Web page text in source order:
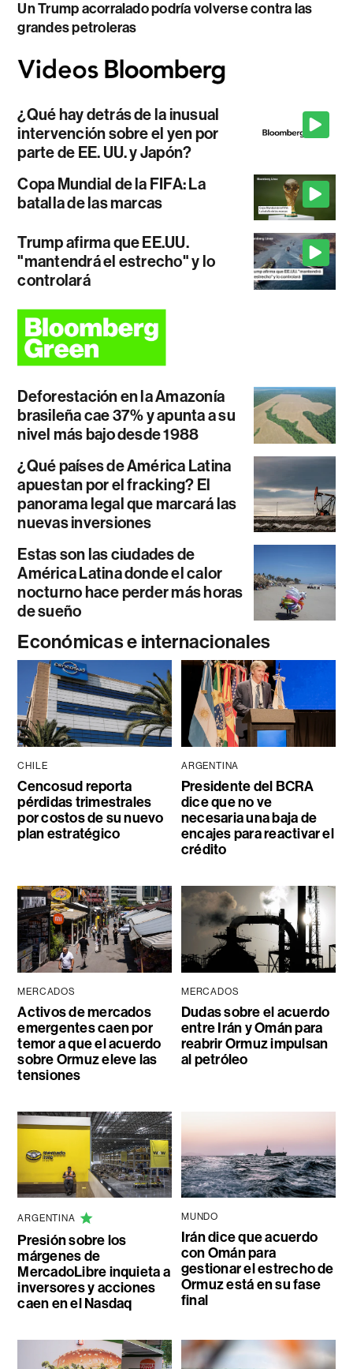
Un Trump acorralado podría volverse contra las
grandes petroleras
¿Qué hay detrás de la inusual
intervención sobre el yen por
parte de EE. UU. y Japón?
Copa Mundial de la FIFA: La
batalla de las marcas
Trump afirma que EE.UU.
"mantendrá el estrecho" y lo
controlará
Deforestación en la Amazonía
brasileña cae 37% y apunta a su
nivel más bajo desde 1988
¿Qué países de América Latina
apuestan por el fracking? El
panorama legal que marcará las
nuevas inversiones
Estas son las ciudades de
América Latina donde el calor
nocturno hace perder más horas
de sueño
Económicas e internacionales
CHILE
Cencosud reporta
pérdidas trimestrales
por costos de su nuevo
plan estratégico
ARGENTINA
Presidente del BCRA
dice que no ve
necesaria una baja de
encajes para reactivar el
crédito
MERCADOS
Activos de mercados
emergentes caen por
temor a que el acuerdo
sobre Ormuz eleve las
tensiones
MERCADOS
Dudas sobre el acuerdo
entre Irán y Omán para
reabrir Ormuz impulsan
al petróleo
ARGENTINA
Presión sobre los
márgenes de
MercadoLibre inquieta a
inversores y acciones
caen en el Nasdaq
MUNDO
Irán dice que acuerdo
con Omán para
gestionar el estrecho de
Ormuz está en su fase
final